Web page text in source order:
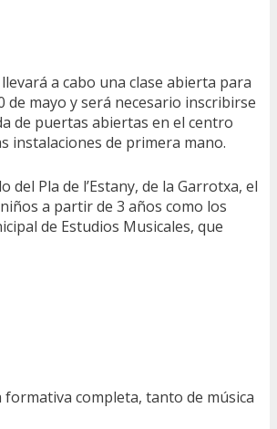
a cabo una clase abierta para
de mayo y será necesario inscribirse
de puertas abiertas en el centro
instalaciones de primera mano.
Pla de l’Estany, de la Garrotxa, el
a partir de 3 años como los
de Estudios Musicales, que
completa, tanto de música